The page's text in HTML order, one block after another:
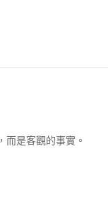
而是客觀的事實。